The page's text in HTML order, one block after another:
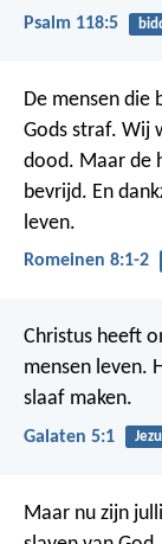
Psalm 118:5
De mensen die
Gods straf. Wij
dood. Maar de
bevrijd. En
leven.
Romeinen 8:1-2
Christus heeft
mensen leven.
slaaf maken.
Galaten 5:1
Maar nu zijn